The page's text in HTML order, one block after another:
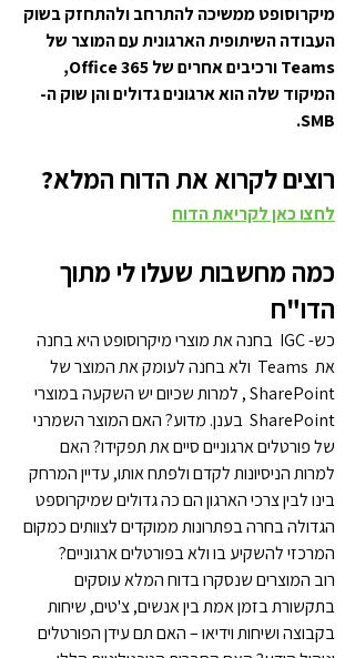
מיקרוסופט ממשיכה להתרחב ולהתחזק בשוק
העבודה השיתופית הארגונית עם המוצר של
Teams ורכיבים אחרים של Office 365,
המיקוד שלה הוא ארגונים גדולים והן שוק ה-
SMB.
רוצים לקרוא את הדוח המלא?
לחצו כאן לקריאת הדוח
כמה מחשבות שעלו לי מתוך
הדו"ח
כש- IGC  בחנה את מוצרי מיקרוסופט היא בחנה
את  Teams  ולא בחנה לעומק את המוצר של
SharePoint , למרות שכיום יש השקעה במוצרי
SharePoint  בענן. מדוע? האם המוצר השמרני
של פורטלים ארגוניים סיים את תפקידו? האם
למרות הניסיונות לקדם ולפתח אותו, עדיין המרחק
בינו לבין צרכי הארגון הם כה גדולים שמיקרוספט
הגדולה בחרה בפתרונות ממוקדים לצוותים כמקום
המרכזי להשקיע בו ולא בפורטלים ארגוניים?
רוב המוצרים שנסקרו בדוח המלא עוסקים
בתקשורת בזמן אמת בין אנשים, צ'טים, שיחות
בקבוצה ושיחות וידיאו – האם תם עידן הפורטלים